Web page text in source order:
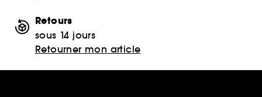
Retours
sous 14 jours
Retourner mon article